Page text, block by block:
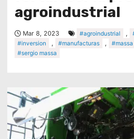
agroindustrial
Mar 8, 2023 #agroindustrial ,
#inversion
, #manufacturas , #massa
#sergio massa